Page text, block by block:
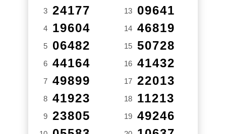
3 24177
4 19604
5 06482
6 44164
7 49899
8 41923
9 23805
13 09641
14 46819
15 50728
16 41432
17 22013
18 11213
19 49246